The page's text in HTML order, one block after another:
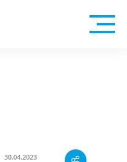
30.04.2023